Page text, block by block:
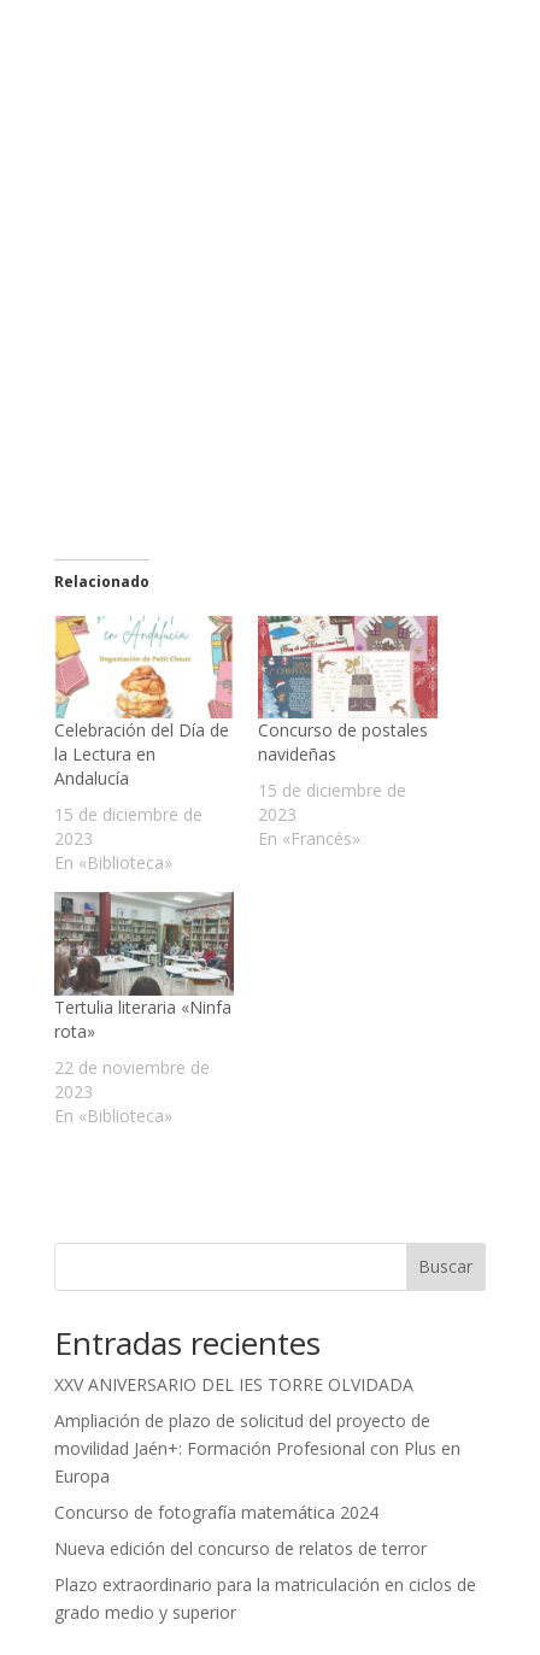
Relacionado
Celebración del Día de
la Lectura en
Andalucía
15 de diciembre de
2023
En «Biblioteca»
Concurso de postales
navideñas
15 de diciembre de
2023
En «Francés»
Tertulia literaria «Ninfa
rota»
22 de noviembre de
2023
En «Biblioteca»
Buscar
Entradas recientes
XXV ANIVERSARIO DEL IES TORRE OLVIDADA
Ampliación de plazo de solicitud del proyecto de
movilidad Jaén+: Formación Profesional con Plus en
Europa
Concurso de fotografía matemática 2024
Nueva edición del concurso de relatos de terror
Plazo extraordinario para la matriculación en ciclos de
grado medio y superior